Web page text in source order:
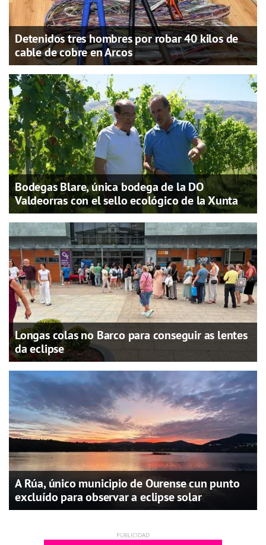
Detenidos tres hombres por robar 40 kilos de
cable de cobre en Arcos
Bodegas Blare, única bodega de la DO
Valdeorras con el sello ecológico de la Xunta
Longas colas no Barco para conseguir as lentes
da eclipse
A Rúa, único municipio de Ourense cun punto
excluído para observar a eclipse solar